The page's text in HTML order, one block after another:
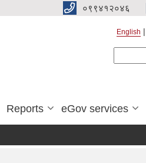
०९९४१२०४६
English
Reports eGov services